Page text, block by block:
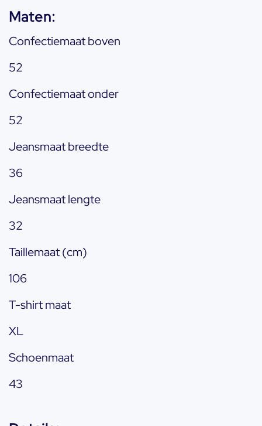
Maten:
Confectiemaat boven
52
Confectiemaat onder
52
Jeansmaat breedte
36
Jeansmaat lengte
32
Taillemaat (cm)
106
T-shirt maat
XL
Schoenmaat
43